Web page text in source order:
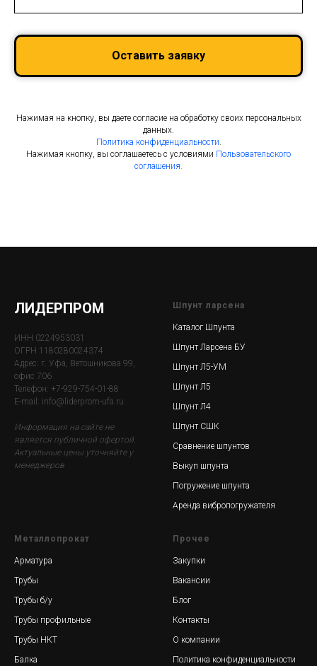
Оставить заявку
Нажимая на кнопку, вы даете согласие на обработку своих персональных
данных.
Политика конфиденциальности
Нажимая кнопку, вы соглашаетесь с условиями Пользовательского
соглашения.
ЛИДЕРПРОМ
ИНН 0224953031
ОГРН 1180280024374
Адрес: г. Уфа, Ветошникова 99,
офис 706
Телефон: +7-929-754-01-88
E-mail: info@liderprom-ufa.ru
Информация на сайте не
является публичной офертой.
Актуальные цены уточняйте у
менеджеров
Шпунт ларсена
Каталог Шпунта
Шпунт Ларсена БУ
Шпунт Л5-УМ
Шпунт Л5
Шпунт Л4
Шпунт СШК
Сравнение шпунтов
Выкуп шпунта
Погружение шпунта
Аренда вибропогружателя
Металлопрокат
Арматура
Трубы
Трубы б/у
Трубы профильные
Трубы НКТ
Балка
Прочее
Закупки
Вакансии
Блог
Контакты
О компании
Политика конфиденциальности